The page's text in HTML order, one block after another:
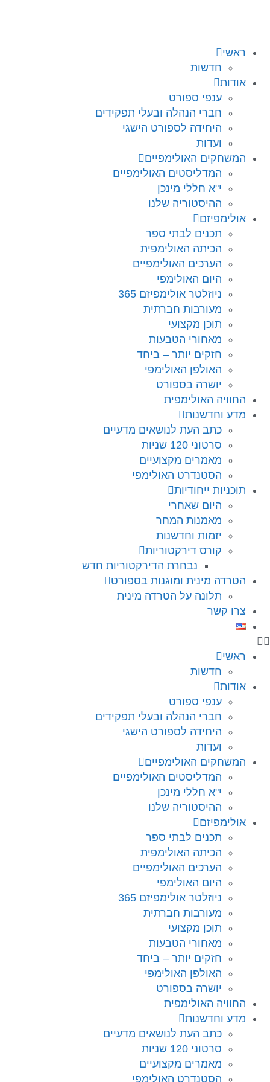
ראשי
חדשות
אודות
ענפי ספורט
חברי הנהלה ובעלי תפקידים
היחידה לספורט הישגי
ועדות
המשחקים האולימפיים
המדליסטים האולימפיים
י"א חללי מינכן
ההיסטוריה שלנו
אולימפיזם
תכנים לבתי ספר
הכיתה האולימפית
הערכים האולימפיים
היום האולימפי
ניוזלטר אולימפיזם 365
מעורבות חברתית
תוכן מקצועי
מאחורי הטבעות
חזקים יותר – ביחד
האולפן האולימפי
יושרה בספורט
החוויה האולימפית
מדע וחדשנות
כתב העת לנושאים מדעיים
סרטוני 120 שניות
מאמרים מקצועיים
הסטנדרט האולימפי
תוכניות ייחודיות
היום שאחרי
מאמנות המחר
יזמות וחדשנות
קורס דירקטוריות
נבחרת הדירקטוריות חדש
הטרדה מינית ומוגנות בספורט
תלונה על הטרדה מינית
צרו קשר
ראשי
חדשות
אודות
ענפי ספורט
חברי הנהלה ובעלי תפקידים
היחידה לספורט הישגי
ועדות
המשחקים האולימפיים
המדליסטים האולימפיים
י"א חללי מינכן
ההיסטוריה שלנו
אולימפיזם
תכנים לבתי ספר
הכיתה האולימפית
הערכים האולימפיים
היום האולימפי
ניוזלטר אולימפיזם 365
מעורבות חברתית
תוכן מקצועי
מאחורי הטבעות
חזקים יותר – ביחד
האולפן האולימפי
יושרה בספורט
החוויה האולימפית
מדע וחדשנות
כתב העת לנושאים מדעיים
סרטוני 120 שניות
מאמרים מקצועיים
הסטנדרט האולימפי